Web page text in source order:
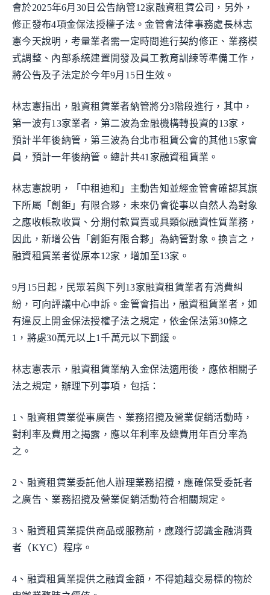
會於2025年6月30日公告納管12家融資租賃公司，另外，
修正發布4項金保法授權子法。金管會法律事務處長林志
憲今天說明，考量業者需一定時間進行契約修正、業務模
式調整、內部系統建置開發及員工教育訓練等準備工作，
將公告及子法定於今年9月15日生效。
林志憲指出，融資租賃業者納管將分3階段進行，其中，
第一波有13家業者，第二波為金融機構轉投資的13家，
預計半年後納管，第三波為台北市租賃公會的其他15家會
員，預計一年後納管。總計共41家融資租賃業。
林志憲說明，「中租迪和」主動告知並經金管會確認其旗
下所屬「創鉅」有限合夥，未來仍會從事以自然人為對象
之應收帳款收買、分期付款買賣或具類似融資性質業務，
因此，新增公告「創鉅有限合夥」為納管對象。換言之，
融資租賃業者從原本12家，增加至13家。
9月15日起，民眾若與下列13家融資租賃業者有消費糾
紛，可向評議中心申訴。金管會指出，融資租賃業者，如
有違反上開金保法授權子法之規定，依金保法第30條之
1，將處30萬元以上1千萬元以下罰鍰。
林志憲表示，融資租賃業納入金保法適用後，應依相關子
法之規定，辦理下列事項，包括：
1、融資租賃業從事廣告、業務招攬及營業促銷活動時，
對利率及費用之揭露，應以年利率及總費用年百分率為
之。
2、融資租賃業委託他人辦理業務招攬，應確保受委託者
之廣告、業務招攬及營業促銷活動符合相關規定。
3、融資租賃業提供商品或服務前，應踐行認識金融消費
者（KYC）程序。
4、融資租賃業提供之融資金額，不得逾越交易標的物於